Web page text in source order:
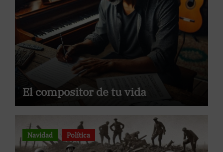
El compositor de tu vida
Navidad Política